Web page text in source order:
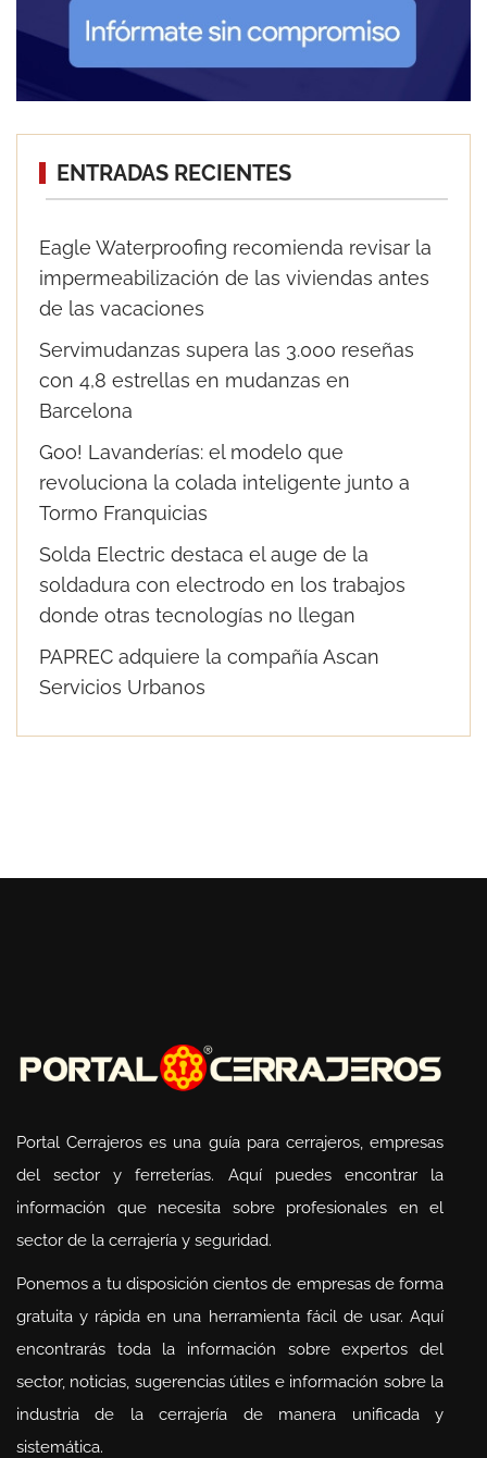
ENTRADAS RECIENTES
Eagle Waterproofing recomienda revisar la
impermeabilización de las viviendas antes
de las vacaciones
Servimudanzas supera las 3.000 reseñas
con 4,8 estrellas en mudanzas en
Barcelona
Goo! Lavanderías: el modelo que
revoluciona la colada inteligente junto a
Tormo Franquicias
Solda Electric destaca el auge de la
soldadura con electrodo en los trabajos
donde otras tecnologías no llegan
PAPREC adquiere la compañía Ascan
Servicios Urbanos
Portal Cerrajeros es una guía para cerrajeros, empresas
del sector y ferreterías. Aquí puedes encontrar la
información que necesita sobre profesionales en el
sector de la cerrajería y seguridad.
Ponemos a tu disposición cientos de empresas de forma
gratuita y rápida en una herramienta fácil de usar. Aquí
encontrarás toda la información sobre expertos del
sector, noticias, sugerencias útiles e información sobre la
industria de la cerrajería de manera unificada y
sistemática.